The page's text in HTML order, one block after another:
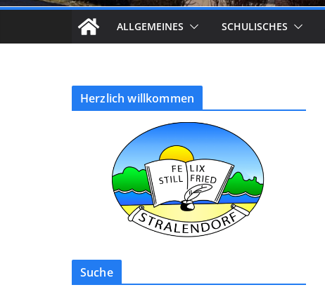
ALLGEMEINES SCHULISCHES
Herzlich willkommen
Suche